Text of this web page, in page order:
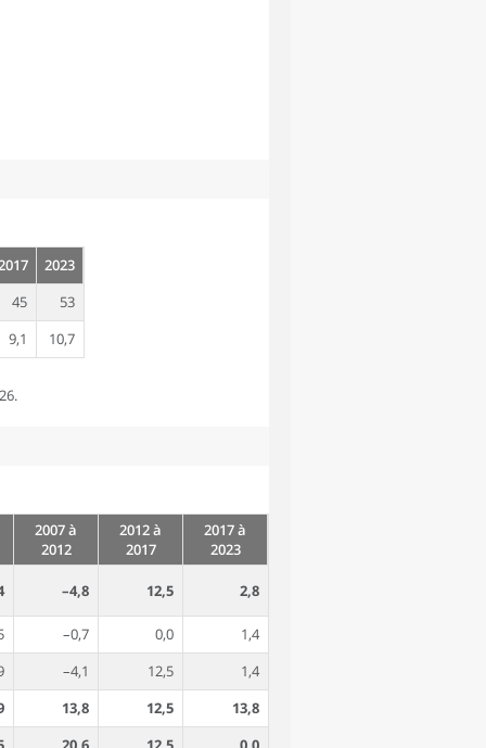
2023
45
53
9,1
10,7
2007 à
2012
2012 à
2017
2017 à
2023
–4,8 12,5 2,8
–0,7 0,0
1,4
–4,1 12,5
1,4
13,8 12,5
13,8